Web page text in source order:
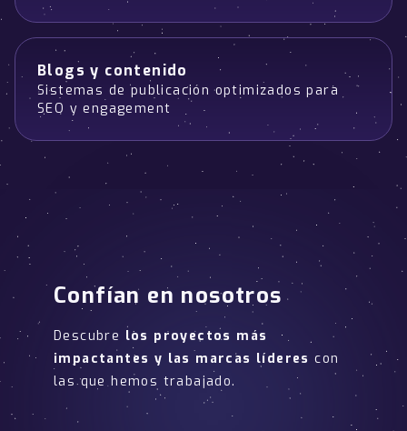
Blogs y contenido
Sistemas de publicación optimizados para
SEO y engagement
Confían en nosotros
Descubre los proyectos más
impactantes y las marcas líderes con
las que hemos trabajado.